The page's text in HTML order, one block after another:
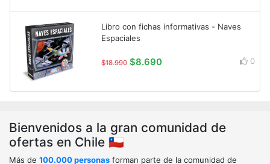
Libro con fichas informativas - Naves
Espaciales
$18.990 $8.690 0
Bienvenidos a la gran comunidad de
ofertas en Chile 🇨🇱
Más de 100.000 personas forman parte de la comunidad de